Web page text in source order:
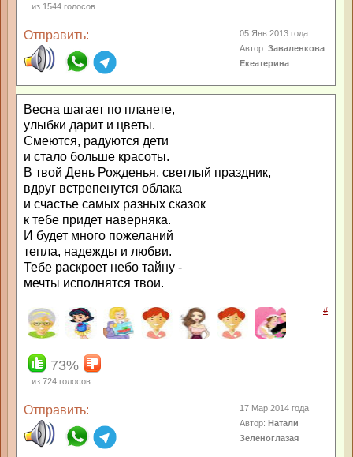
из 1544 голосов
Отправить:
05 Янв 2013 года
Автор:Заваленкова
Екеатерина
Весна шагает по планете,
улыбки дарит и цветы.
Смеются, радуются дети
и стало больше красоты.
В твой День Рожденья, светлый праздник,
вдруг встрепенутся облака
и счастье самых разных сказок
к тебе придет наверняка.
И будет много пожеланий
тепла, надежды и любви.
Тебе раскроет небо тайну -
мечты исполнятся твои.
#
73%
из 724 голосов
Отправить:
17 Мар 2014 года
Автор:Натали
Зеленоглазая